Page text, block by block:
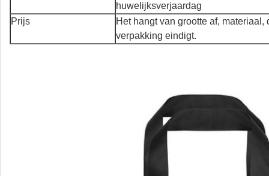
huwelijksverjaardag
Prijs
Het hangt van grootte af,
verpakking eindigt.